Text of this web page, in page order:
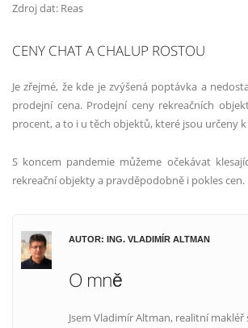
Zdroj dat: Reas
CENY CHAT A CHALUP ROSTOU
Je zřejmé, že kde je zvýšená poptávka a
prodejní cena. Prodejní ceny rekreačních
procent, a to i u těch objektů, které jsou určeny
S koncem pandemie můžeme očekávat
rekreační objekty a pravděpodobně i pokles cen.
AUTOR: ING. VLADIMÍR ALTMAN
O mně
Jsem Vladimír Altman, realitní makléř